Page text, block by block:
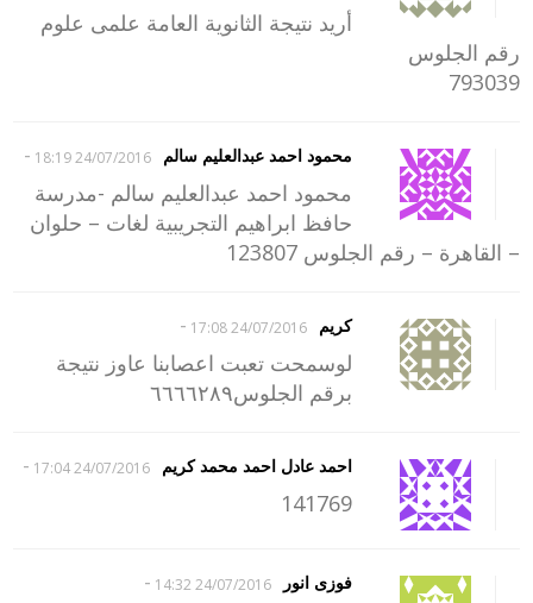
أريد نتيجة الثانوية العامة علمى علوم
رقم الجلوس
793039
محمود احمد عبدالعليم سالم 24/07/2016 18:19
-
محمود احمد عبدالعليم سالم -مدرسة
حافظ ابراهيم التجريبية لغات – حلوان
– القاهرة – رقم الجلوس 123807
كريم 24/07/2016 17:08
-
لوسمحت تعبت اعصابنا عاوز نتيجة
برقم الجلوس٦٦٦٦٢٨٩
احمد عادل احمد محمد كريم 24/07/2016 17:04
-
141769
فوزى انور 24/07/2016 14:32
-